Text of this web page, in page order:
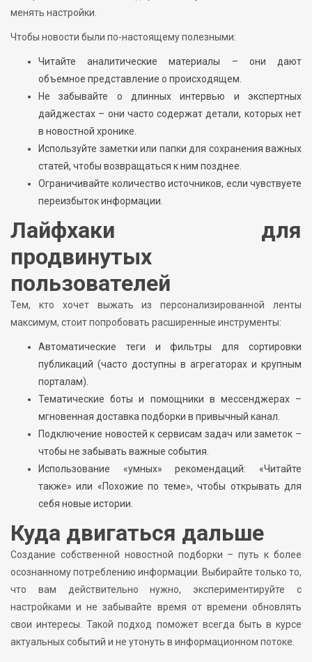
менять настройки.
Чтобы новости были по-настоящему полезными:
Читайте аналитические материалы – они дают
объемное представление о происходящем.
Не забывайте о длинных интервью и экспертных
дайджестах – они часто содержат детали, которых нет
в новостной хронике.
Используйте заметки или папки для сохранения важных
статей, чтобы возвращаться к ним позднее.
Ограничивайте количество источников, если чувствуете
переизбыток информации.
Лайфхаки для
продвинутых
пользователей
Тем, кто хочет выжать из персонализированной ленты
максимум, стоит попробовать расширенные инструменты:
Автоматические теги и фильтры для сортировки
публикаций (часто доступны в агрегаторах и крупным
порталам).
Тематические боты и помощники в мессенджерах –
мгновенная доставка подборки в привычный канал.
Подключение новостей к сервисам задач или заметок –
чтобы не забывать важные события.
Использование «умных» рекомендаций: «Читайте
также» или «Похожие по теме», чтобы открывать для
себя новые истории.
Куда двигаться дальше
Создание собственной новостной подборки – путь к более
осознанному потреблению информации. Выбирайте только то,
что вам действительно нужно, экспериментируйте с
настройками и не забывайте время от времени обновлять
свои интересы. Такой подход поможет всегда быть в курсе
актуальных событий и не утонуть в информационном потоке.